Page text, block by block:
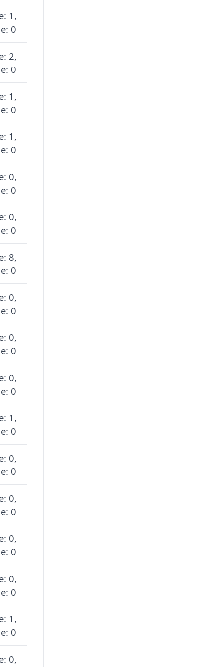
1,
0
2,
0
1,
0
1,
0
0,
0
0,
0
8,
0
0,
0
0,
0
0,
0
1,
0
0,
0
0,
0
0,
0
0,
0
1,
0
0,